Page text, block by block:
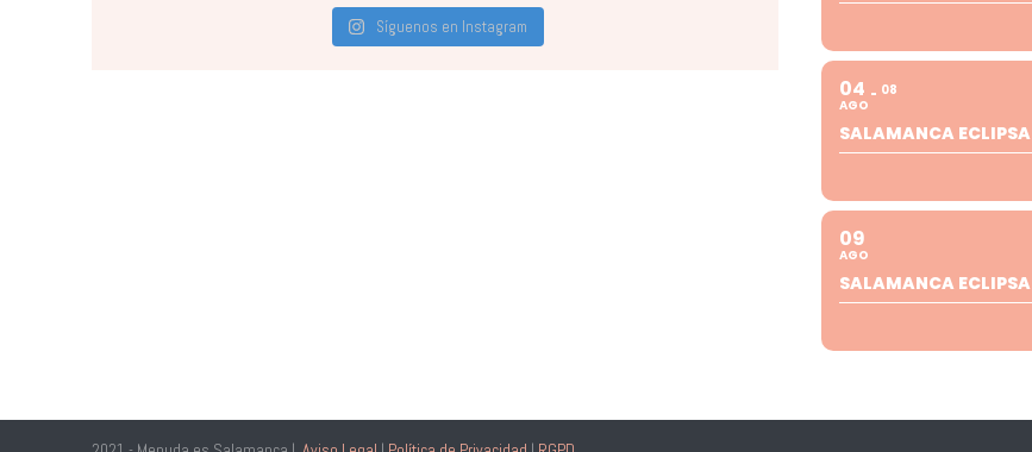
Síguenos en Instagram
04
AGO
08
SALAMANCA ECLIPSA
09
AGO
SALAMANCA ECLIPSA